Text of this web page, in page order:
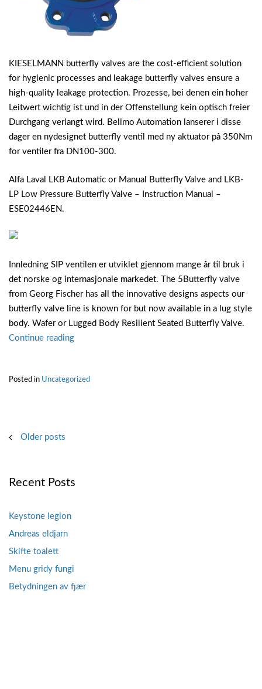
KIESELMANN butterfly valves are the cost-efficient solution
for hygienic processes and leakage butterfly valves ensure a
high-quality leakage protection. Prozesse, bei denen ein hoher
Leitwert wichtig ist und in der Offenstellung kein optisch freier
Durchgang verlangt wird. Belimo Automation lanserer i disse
dager en nydesignet butterfly ventil med ny aktuator på 350Nm
for ventiler fra DN100-300.
Alfa Laval LKB Automatic or Manual Butterfly Valve and LKB-
LP Low Pressure Butterfly Valve – Instruction Manual –
ESE02446EN.
Innledning SIP ventilen er utviklet gjennom mange år til bruk i
det norske og internasjonale markedet. The 5Butterfly valve
from Georg Fischer has all the innovative designs aspects our
butterfly valve line is known for but now available in a lug style
body. Wafer or Lugged Body Resilient Seated Butterfly Valve.
Continue reading“Butterfly
Posted in Uncategorized
Posts
Older posts
Recent Posts
Keystone legion
Andreas eldjarn
Skifte toalett
Menu gridy fungi
Betydningen av fjær